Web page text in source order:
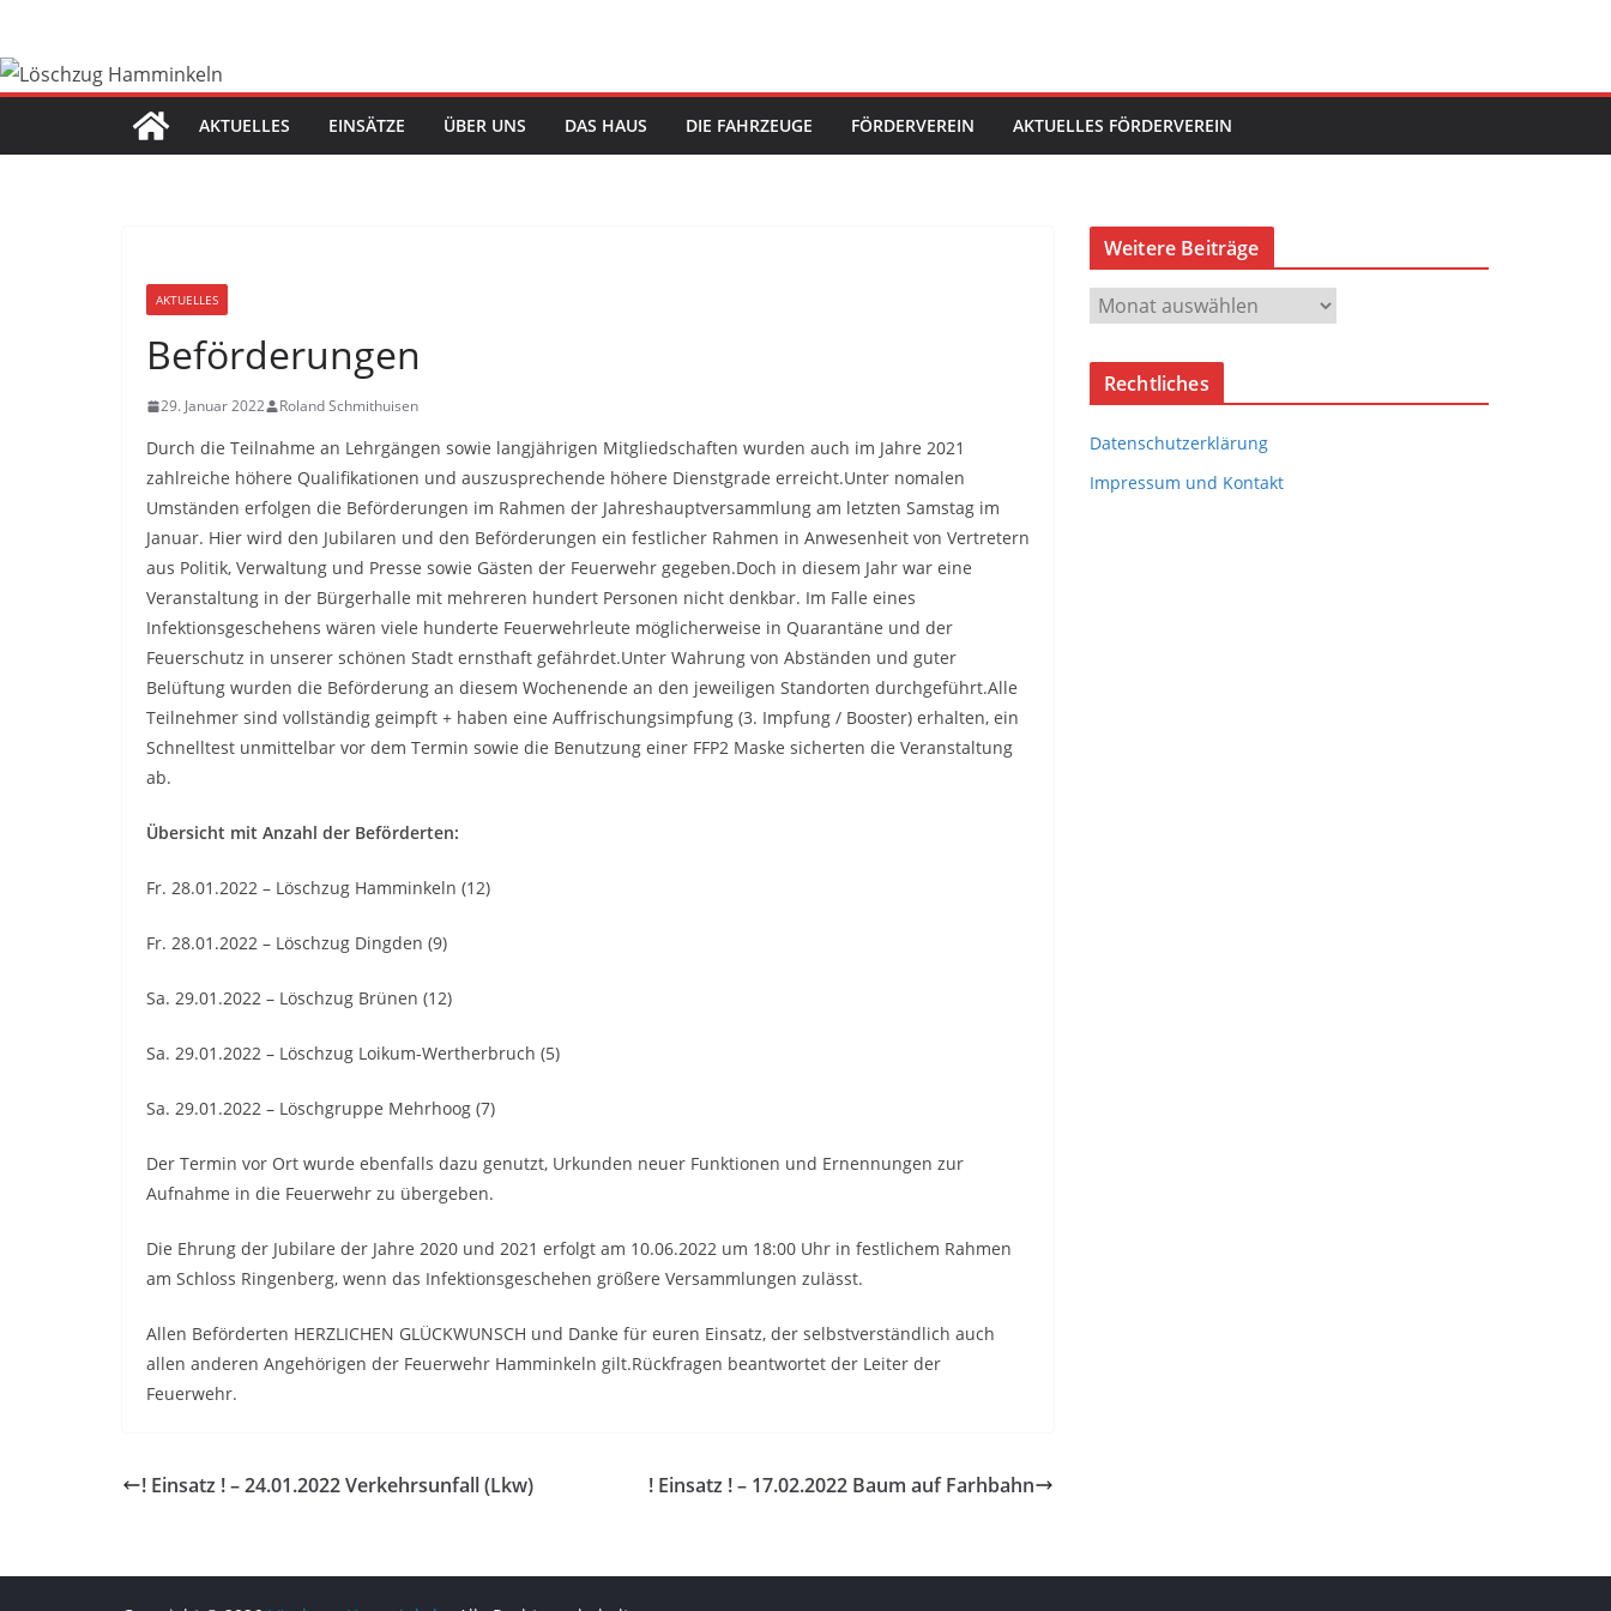
springen
AKTUELLES EINSÄTZE ÜBER UNS DAS HAUS DIE FAHRZEUGE FÖRDERVEREIN AKTUELLES FÖRDERVEREIN
AKTUELLES
Beförderungen
29. Januar 2022 Roland Schmithuisen
Durch die Teilnahme an Lehrgängen sowie langjährigen Mitgliedschaften wurden auch im Jahre 2021
zahlreiche höhere Qualifikationen und auszusprechende höhere Dienstgrade erreicht.Unter nomalen
Umständen erfolgen die Beförderungen im Rahmen der Jahreshauptversammlung am letzten Samstag im
Januar. Hier wird den Jubilaren und den Beförderungen ein festlicher Rahmen in Anwesenheit von Vertretern
aus Politik, Verwaltung und Presse sowie Gästen der Feuerwehr gegeben.Doch in diesem Jahr war eine
Veranstaltung in der Bürgerhalle mit mehreren hundert Personen nicht denkbar. Im Falle eines
Infektionsgeschehens wären viele hunderte Feuerwehrleute möglicherweise in Quarantäne und der
Feuerschutz in unserer schönen Stadt ernsthaft gefährdet.Unter Wahrung von Abständen und guter
Belüftung wurden die Beförderung an diesem Wochenende an den jeweiligen Standorten durchgeführt.Alle
Teilnehmer sind vollständig geimpft + haben eine Auffrischungsimpfung (3. Impfung / Booster) erhalten, ein
Schnelltest unmittelbar vor dem Termin sowie die Benutzung einer FFP2 Maske sicherten die Veranstaltung
ab.
Übersicht mit Anzahl der Beförderten:
Fr. 28.01.2022 – Löschzug Hamminkeln (12)
Fr. 28.01.2022 – Löschzug Dingden (9)
Sa. 29.01.2022 – Löschzug Brünen (12)
Sa. 29.01.2022 – Löschzug Loikum-Wertherbruch (5)
Sa. 29.01.2022 – Löschgruppe Mehrhoog (7)
Der Termin vor Ort wurde ebenfalls dazu genutzt, Urkunden neuer Funktionen und Ernennungen zur
Aufnahme in die Feuerwehr zu übergeben.
Die Ehrung der Jubilare der Jahre 2020 und 2021 erfolgt am 10.06.2022 um 18:00 Uhr in festlichem Rahmen
am Schloss Ringenberg, wenn das Infektionsgeschehen größere Versammlungen zulässt.
Allen Beförderten HERZLICHEN GLÜCKWUNSCH und Danke für euren Einsatz, der selbstverständlich auch
allen anderen Angehörigen der Feuerwehr Hamminkeln gilt.Rückfragen beantwortet der Leiter der
Feuerwehr.
! Einsatz ! – 24.01.2022 Verkehrsunfall (Lkw) ! Einsatz ! – 17.02.2022 Baum auf Farhbahn
Weitere Beiträge
W
e
i
r
e
Rechtliches
Datenschutzerklärung
Impressum und Kontakt